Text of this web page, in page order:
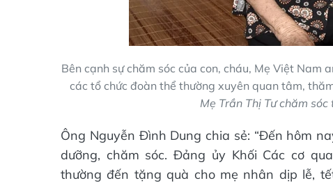
Bên cạnh sự chăm sóc của con, cháu, Mẹ Việt Nam
các tổ chức đoàn thể thường xuyên quan tâm,
Mẹ Trần Thị Tư chăm
Ông Nguyễn Đình Dung chia sẻ: “Đến hôm
dưỡng, chăm sóc. Đảng ủy Khối Các cơ
thường đến tặng quà cho mẹ nhân dịp lễ,